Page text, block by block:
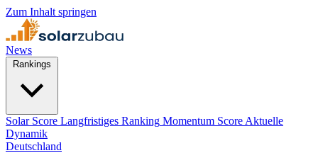
Zum Inhalt springen
News
Solar Score Langfristiges Ranking Momentum Score Aktuelle
Dynamik
Deutschland